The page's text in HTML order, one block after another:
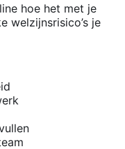
hoe het met je
welzijnsrisico’s je